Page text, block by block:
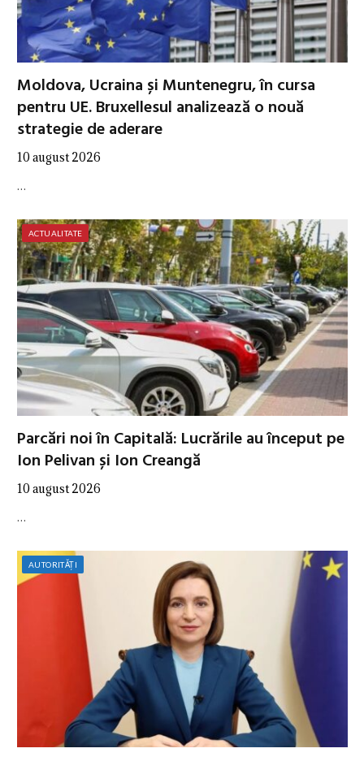
Moldova, Ucraina și Muntenegru, în cursa
pentru UE. Bruxellesul analizează o nouă
strategie de aderare
10 august 2026
…
ACTUALITATE
Parcări noi în Capitală: Lucrările au început pe
Ion Pelivan și Ion Creangă
10 august 2026
…
AUTORITĂȚI